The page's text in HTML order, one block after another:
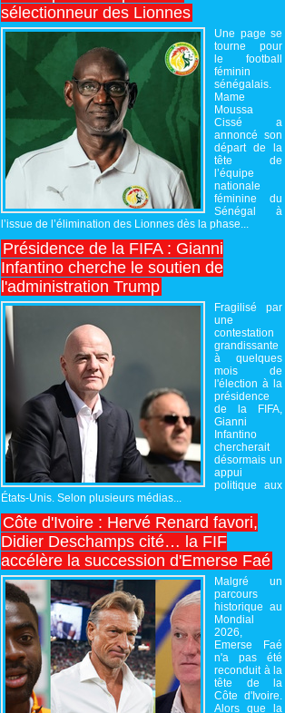
sélectionneur des Lionnes
Une page se
tourne pour
le football
féminin
sénégalais.
Mame
Moussa
Cissé a
annoncé son
départ de la
tête de
l’équipe
nationale
féminine du
Sénégal à
l’issue de l’élimination des Lionnes dès la phase...
Présidence de la FIFA : Gianni
Infantino cherche le soutien de
l'administration Trump
Fragilisé par
une
contestation
grandissante
à quelques
mois de
l'élection à la
présidence
de la FIFA,
Gianni
Infantino
chercherait
désormais un
appui
politique aux
États-Unis. Selon plusieurs médias...
Côte d'Ivoire : Hervé Renard favori,
Didier Deschamps cité… la FIF
accélère la succession d'Emerse Faé
Malgré un
parcours
historique au
Mondial
2026,
Emerse Faé
n'a pas été
reconduit à la
tête de la
Côte d'Ivoire.
Alors que la